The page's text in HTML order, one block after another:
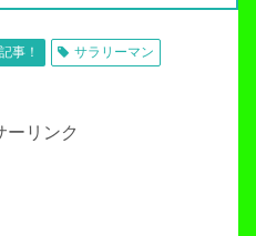
事！
サラリーマン
ーリンク